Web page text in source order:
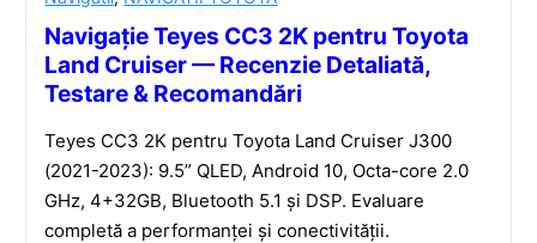
Navigație Teyes CC3 2K pentru Toyota
Land Cruiser — Recenzie Detaliată,
Testare & Recomandări
Teyes CC3 2K pentru Toyota Land Cruiser J300
(2021-2023): 9.5” QLED, Android 10, Octa-core 2.0
GHz, 4+32GB, Bluetooth 5.1 și DSP. Evaluare
completă a performanței și conectivității.